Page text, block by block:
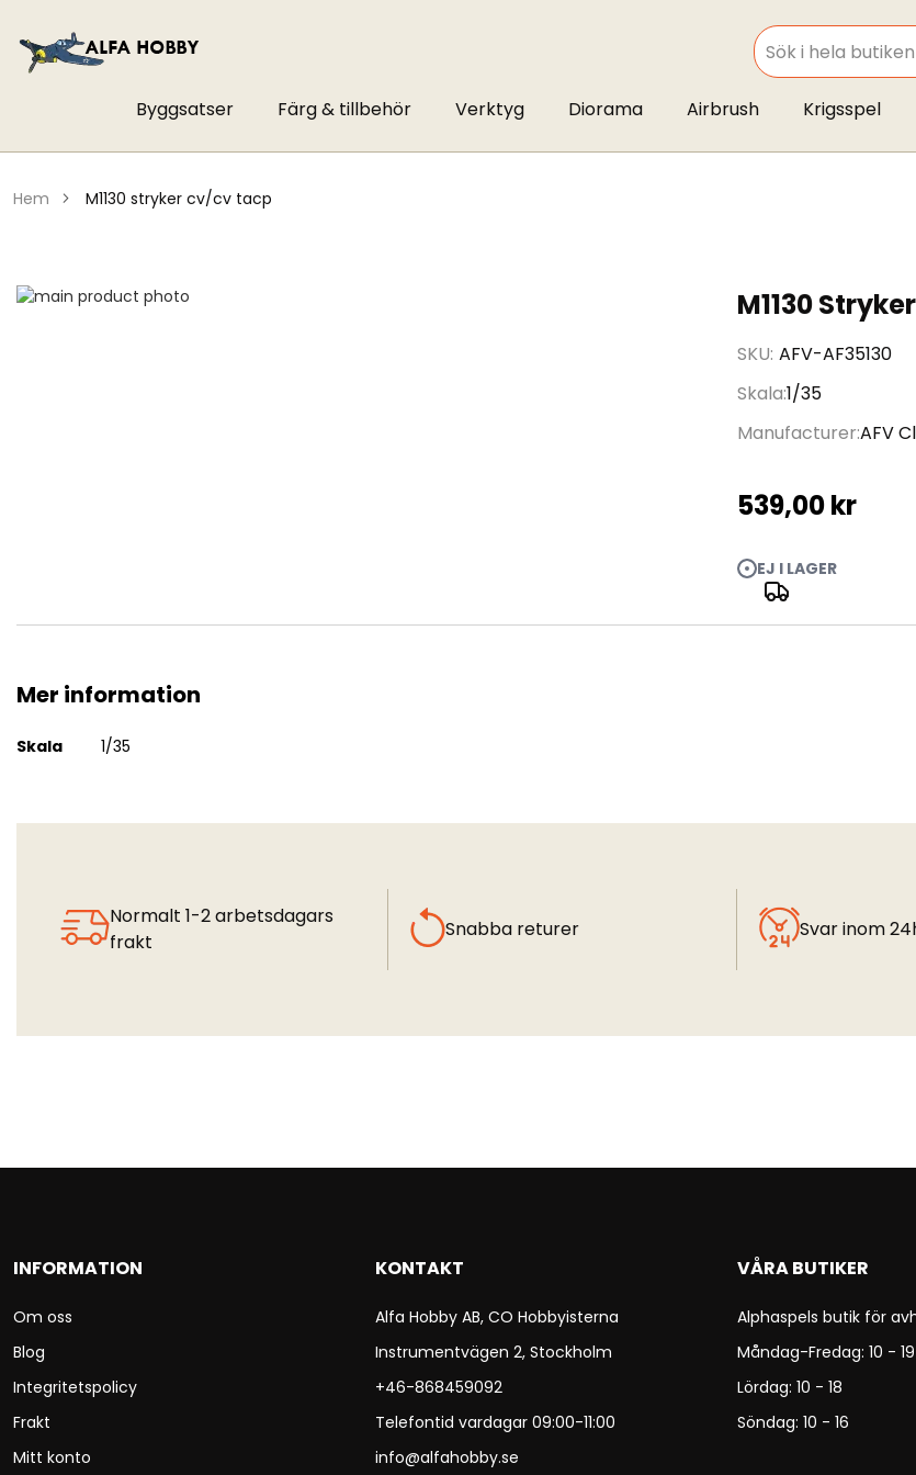
SEARCH
Byggsatser Färg & tillbehör Verktyg Diorama Airbrush Krigsspel
hem m1130 stryker cv/cv tacp
M1130
SKU AFV-AF35130
Skala1/35
ManufacturerAFV
539,00 kr
EJ I LAGER
Hoppa
Mer information
Mer
Skala 1/35
Normalt 1-2 arbetsdagars
frakt
Snabba returer Svar inom
INFORMATION
Om oss
Blog
Integritetspolicy
Frakt
Mitt konto
KONTAKT
Alfa Hobby AB, CO Hobbyisterna
Instrumentvägen 2, Stockholm
+46-868459092
Telefontid vardagar 09:00-11:00
info@alfahobby.se
VÅRA BUTIKER
Alphaspels butik för
Måndag-Fredag: 10 - 19
Lördag: 10 - 18
Söndag: 10 - 16